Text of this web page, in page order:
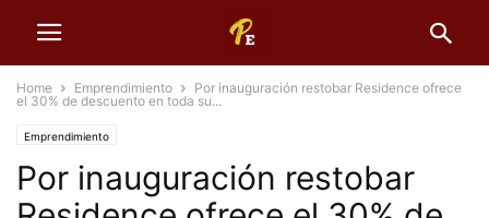
Home Emprendimiento
Por inauguración restobar Residence ofrece
el 30% de descuento en toda su...
Emprendimiento
Por inauguración restobar